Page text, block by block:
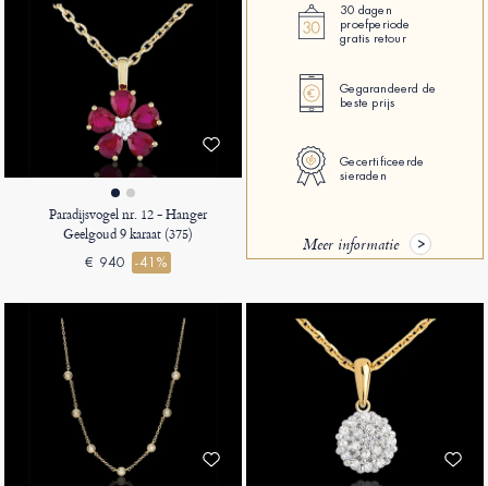
Paradijsvogel nr. 12 - Hanger
Geelgoud 9 karaat (375)
€ 940 -41%
30 dagen
proefperiode
gratis retour
Gegarandeerd de
beste prijs
Gecertificeerde
sieraden
Meer informatie